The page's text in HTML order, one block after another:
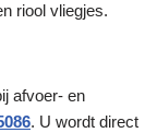
riool vliegjes.
afvoer- en
. U wordt direct